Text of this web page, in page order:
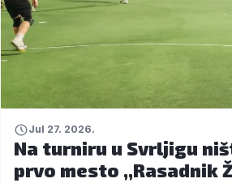
Jul 27. 2026.
Na turniru u Svrljigu
prvo mesto ,,Rasadnik